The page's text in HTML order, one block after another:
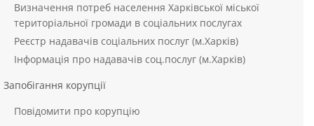
Визначення потреб населення Харківської міської
територіальної громади в соціальних послугах
Реєстр надавачів соціальних послуг (м.Харків)
Інформація про надавачів соц.послуг (м.Харків)
Запобігання корупції
Повідомити про корупцію